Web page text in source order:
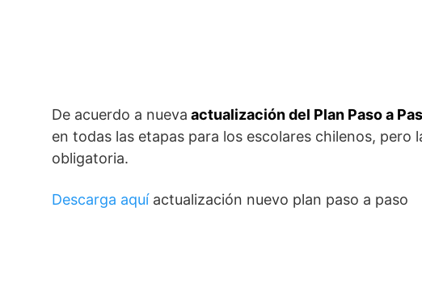
De acuerdo a nueva actualización del Plan Paso a
en todas las etapas para los escolares chilenos, pero
obligatoria.
Descarga aquíactualización nuevo plan paso a paso